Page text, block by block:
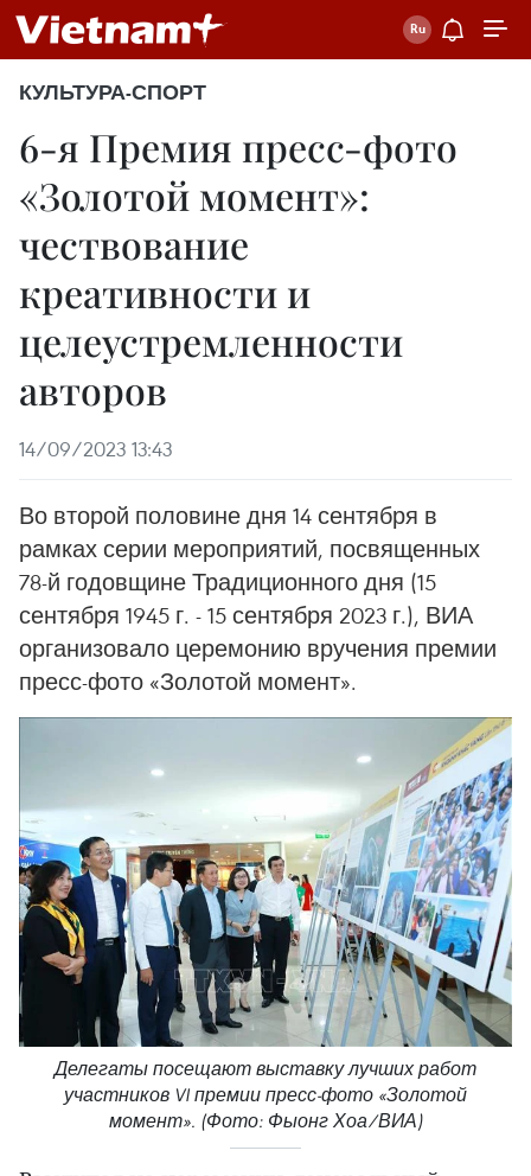
КУЛЬТУРА-СПОРТ
6-я Премия пресс-фото
«Золотой момент»:
чествование
креативности и
целеустремленности
авторов
14/09/2023 13:43
Во второй половине дня 14 сентября в
рамках серии мероприятий, посвященных
78-й годовщине Традиционного дня (15
сентября 1945 г. - 15 сентября 2023 г.), ВИА
организовало церемонию вручения премии
пресс-фото «Золотой момент».
Делегаты посещают выставку лучших работ
участников VI премии пресс-фото «Золотой
момент». (Фото: Фыонг Хоа/ВИА)